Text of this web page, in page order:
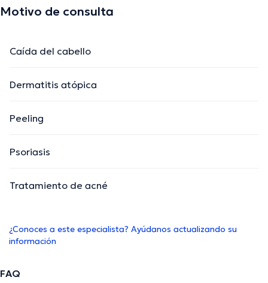
Motivo de consulta
Caída del cabello
Dermatitis atópica
Peeling
Psoriasis
Tratamiento de acné
¿Conoces a este especialista? Ayúdanos actualizando su
información
FAQ